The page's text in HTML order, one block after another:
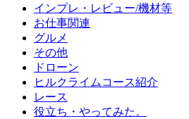
インプレ・レビュー/機材等
お仕事関連
グルメ
その他
ドローン
ヒルクライムコース紹介
レース
役立ち・やってみた。